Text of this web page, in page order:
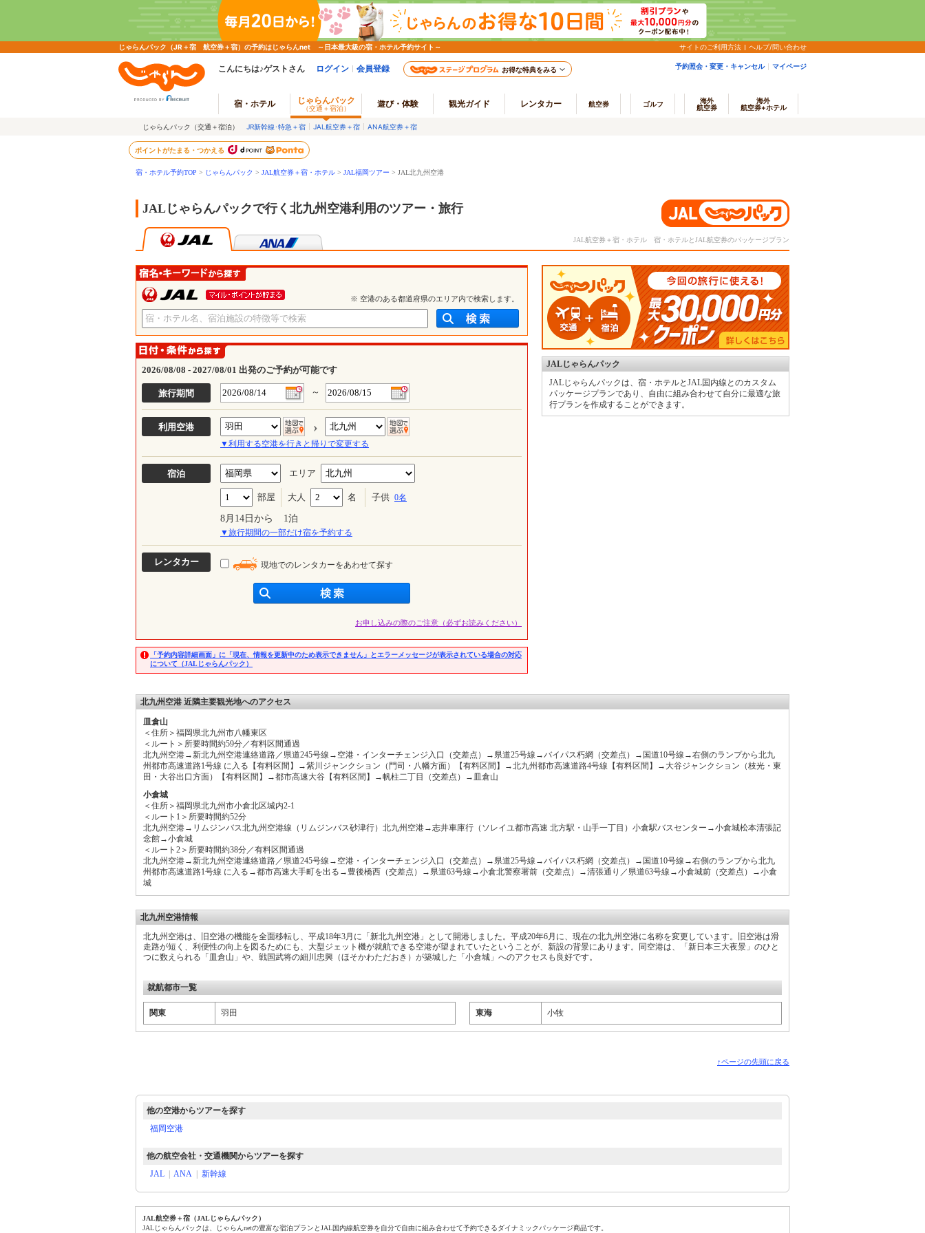
じゃらんパック（JR＋宿 航空券＋宿）の予約はじゃらんnet ～日本最大級の宿・ホテル予約サイト～ サイトのご利用方法 ヘルプ/問い合わせ
こんにちは♪ゲストさん ログイン 会員登録 お得な特典をみる 予約照会・変更・キャンセル マイページ
宿・ホテル じゃらんパック
（交通＋宿泊） 遊び・体験 観光ガイド レンタカー 航空券 ゴルフ
海外
航空券
海外
航空券+ホテル
じゃらんパック（交通＋宿泊） JR新幹線･特急＋宿 JAL航空券＋宿 ANA航空券＋宿
ポイントがたまる・つかえる
宿・ホテル予約TOP > じゃらんパック > JAL航空券＋宿・ホテル > JAL福岡ツアー > JAL北九州空港
JALじゃらんパックで行く北九州空港利用のツアー・旅行
JAL航空券＋宿・ホテル 宿・ホテルとJAL航空券のパッケージプラン
※ 空港のある都道府県のエリア内で検索します。
2026/08/08 - 2027/08/01 出発のご予約が可能です
旅行期間 ～
利用空港 ›
帰り
›
▼利用する空港を行きと帰りで変更する
宿泊 エリア
部屋 大人 名 子供 0名
チェックイン
～
8月14日から 1泊
▼旅行期間の一部だけ宿を予約する
レンタカー 現地でのレンタカーをあわせて探す
お申し込みの際のご注意（必ずお読みください）
「予約内容詳細画面」に「現在、情報を更新中のため表示できません」とエラーメッセージが表示されている場合の対応
について（JALじゃらんパック）
JALじゃらんパック
JALじゃらんパックは、宿・ホテルとJAL国内線とのカスタム
パッケージプランであり、自由に組み合わせて自分に最適な旅
行プランを作成することができます。
北九州空港 近隣主要観光地へのアクセス
皿倉山
＜住所＞福岡県北九州市八幡東区
＜ルート＞所要時間約59分／有料区間通過
北九州空港→新北九州空港連絡道路／県道245号線→空港・インターチェンジ入口（交差点）→県道25号線→バイパス朽網（交差点）→国道10号線→右側のランプから北九
州都市高速道路1号線 に入る【有料区間】→紫川ジャンクション（門司・八幡方面）【有料区間】→北九州都市高速道路4号線【有料区間】→大谷ジャンクション（枝光・東
田・大谷出口方面）【有料区間】→都市高速大谷【有料区間】→帆柱二丁目（交差点）→皿倉山
小倉城
＜住所＞福岡県北九州市小倉北区城内2-1
＜ルート1＞所要時間約52分
北九州空港→リムジンバス北九州空港線（リムジンバス砂津行）北九州空港→志井車庫行（ソレイユ都市高速 北方駅・山手一丁目）小倉駅バスセンター→小倉城松本清張記
念館→小倉城
＜ルート2＞所要時間約38分／有料区間通過
北九州空港→新北九州空港連絡道路／県道245号線→空港・インターチェンジ入口（交差点）→県道25号線→バイパス朽網（交差点）→国道10号線→右側のランプから北九
州都市高速道路1号線 に入る→都市高速大手町を出る→豊後橋西（交差点）→県道63号線→小倉北警察署前（交差点）→清張通り／県道63号線→小倉城前（交差点）→小倉
城
北九州空港情報
北九州空港は、旧空港の機能を全面移転し、平成18年3月に「新北九州空港」として開港しました。平成20年6月に、現在の北九州空港に名称を変更しています。旧空港は滑
走路が短く、利便性の向上を図るためにも、大型ジェット機が就航できる空港が望まれていたということが、新設の背景にあります。同空港は、「新日本三大夜景」のひと
つに数えられる「皿倉山」や、戦国武将の細川忠興（ほそかわただおき）が築城した「小倉城」へのアクセスも良好です。
就航都市一覧
関東 羽田 東海 小牧
↑ページの先頭に戻る
他の空港からツアーを探す
福岡空港
他の航空会社・交通機関からツアーを探す
JAL
ANA 新幹線
JAL航空券＋宿（JALじゃらんパック）
JALじゃらんパックは、じゃらんnetの豊富な宿泊プランとJAL国内線航空券を自分で自由に組み合わせて予約できるダイナミックパッケージ商品です。